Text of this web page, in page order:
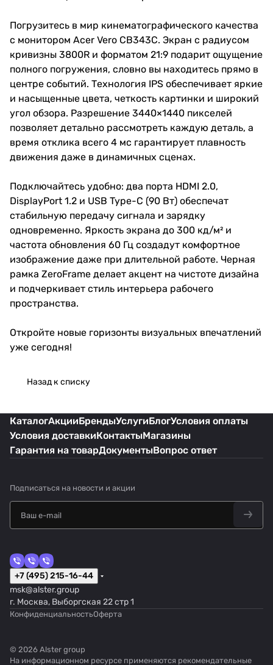
Погрузитесь в мир кинематографического качества
с монитором Acer Vero CB343C. Экран с радиусом
кривизны 3800R и форматом 21:9 подарит ощущение
полного погружения, словно вы находитесь прямо в
центре событий. Технология IPS обеспечивает яркие
и насыщенные цвета, четкость картинки и широкий
угол обзора. Разрешение 3440×1440 пикселей
позволяет детально рассмотреть каждую деталь, а
время отклика всего 4 мс гарантирует плавность
движения даже в динамичных сценах.
Подключайтесь удобно: два порта HDMI 2.0,
DisplayPort 1.2 и USB Type-C (90 Вт) обеспечат
стабильную передачу сигнала и зарядку
одновременно. Яркость экрана до 300 кд/м² и
частота обновления 60 Гц создадут комфортное
изображение даже при длительной работе. Черная
рамка ZeroFrame делает акцент на чистоте дизайна
и подчеркивает стиль интерьера рабочего
пространства.
Откройте новые горизонты визуальных впечатлений
уже сегодня!
Назад к списку
КаталогАкцииБрендыУслугиБлогУсловия оплаты
Условия доставкиКонтактыМагазины
Гарантия на товарДокументыВопрос ответ
Подписаться на новости и акции
+7 (495) 215-16-44
msk@alster.group
г. Москва, Выборгская 22 стр 1
КонфиденциальностьОферта
© 2026 Alster group
На информационном ресурсе применяются рекомендательные